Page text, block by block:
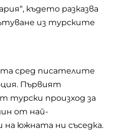
където разказва
из турските
сред писателите
Първият
турски произход за
от най-
южната ни съседка.